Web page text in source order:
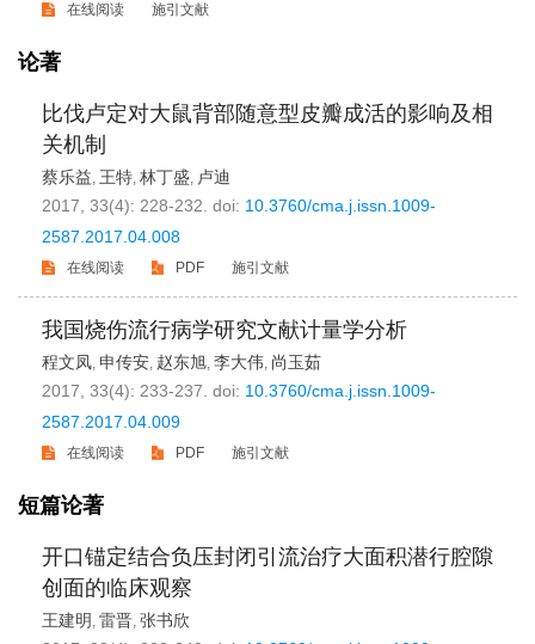
在线阅读 施引文献
论著
比伐卢定对大鼠背部随意型皮瓣成活的影响及相
关机制
蔡乐益, 王特, 林丁盛, 卢迪
2017, 33(4): 228-232. doi: 10.3760/cma.j.issn.1009-
2587.2017.04.008
在线阅读 PDF 施引文献
我国烧伤流行病学研究文献计量学分析
程文凤, 申传安, 赵东旭, 李大伟, 尚玉茹
2017, 33(4): 233-237. doi: 10.3760/cma.j.issn.1009-
2587.2017.04.009
在线阅读 PDF 施引文献
短篇论著
开口锚定结合负压封闭引流治疗大面积潜行腔隙
创面的临床观察
王建明 , 雷晋, 张书欣